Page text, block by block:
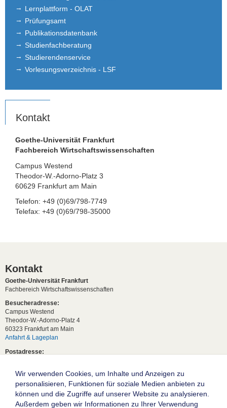
Lernplattform - OLAT
Prüfungsamt
Publikationsdatenbank
Studienfachberatung
Studierendenservice
Vorlesungsverzeichnis - LSF
Kontakt
Goethe-Universität Frankfurt
Fachbereich Wirtschaftswissenschaften
Campus Westend
Theodor-W.-Adorno-Platz 3
60629 Frankfurt am Main
Telefon: +49 (0)69/798-7749
Telefax: +49 (0)69/798-35000
Kontakt
Goethe-Universität Frankfurt
Fachbereich Wirtschaftswissenschaften
Besucheradresse:
Campus Westend
Theodor-W.-Adorno-Platz 4
60323 Frankfurt am Main
Anfahrt & Lageplan
Postadresse:
Studentische Anfragen:
studium[at]wiwi.uni-frankfurt[dot]de
Allgemeine Anfragen:
dekanat02[at]wiwi.uni-frankfurt[dot]de
Wir verwenden Cookies, um Inhalte und Anzeigen zu
personalisieren, Funktionen für soziale Medien anbieten zu
können und die Zugriffe auf unserer Website zu analysieren.
Außerdem geben wir Informationen zu Ihrer Verwendung